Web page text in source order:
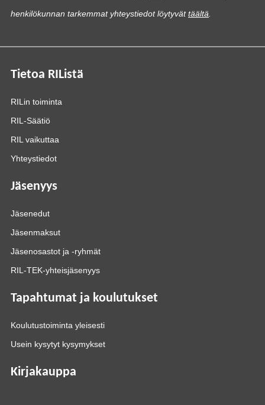
henkilökunnan tarkemmat yhteystiedot löytyvättäältä
Tietoa RIListä
RILin toiminta
RIL-Säätiö
RIL vaikuttaa
Yhteystiedot
Jäsenyys
Jäsenedut
Jäsenmaksut
Jäsenosastot ja -ryhmät
RIL-TEK-yhteisjäsenyys
Tapahtumat ja koulutukset
Koulutustoiminta yleisesti
Usein kysytyt kysymykset
Kirjakauppa